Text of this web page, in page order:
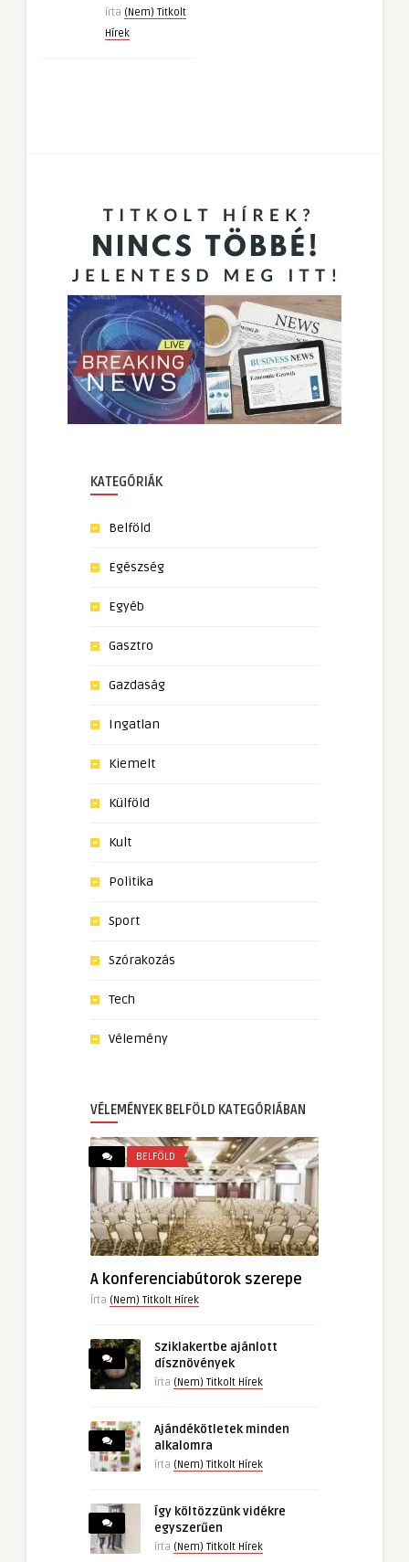
írta (Nem) Titkolt
Hírek
KATEGÓRIÁK
Belföld
Egészség
Egyéb
Gasztro
Gazdaság
Ingatlan
Kiemelt
Külföld
Kult
Politika
Sport
Szórakozás
Tech
Vélemény
VÉLEMÉNYEK BELFÖLD KATEGÓRIÁBAN
BELFÖLD
A konferenciabútorok szerepe
Írta (Nem) Titkolt Hírek
Sziklakertbe ajánlott
dísznövények
írta (Nem) Titkolt Hírek
Ajándékötletek minden
alkalomra
írta (Nem) Titkolt Hírek
Így költözzünk vidékre
egyszerűen
írta (Nem) Titkolt Hírek